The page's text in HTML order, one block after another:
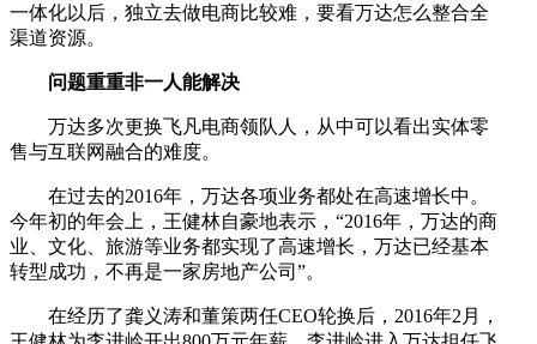
一体化以后，独立去做电商比较难，要看万达怎么整合全
渠道资源。
问题重重非一人能解决
万达多次更换飞凡电商领队人，从中可以看出实体零
售与互联网融合的难度。
在过去的2016年，万达各项业务都处在高速增长中。
今年初的年会上，王健林自豪地表示，“2016年，万达的商
业、文化、旅游等业务都实现了高速增长，万达已经基本
转型成功，不再是一家房地产公司”。
在经历了龚义涛和董策两任CEO轮换后，2016年2月，